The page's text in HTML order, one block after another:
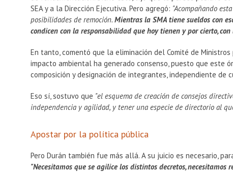
SEA y a la Dirección Ejecutiva. Pero agregó: "Acompañando
posibilidades de remoción.Mientras la SMA tiene sueldos con
condicen con la responsabilidad que hoy tienen y por cierto,
En tanto, comentó que la eliminación del Comité de
impacto ambiental ha generado consenso, puesto que este
composición y designación de integrantes, independiente
Eso sí, sostuvo que "el esquema de creación de consejos
independencia y agilidad, y tener una especie de directorio al
Apostar por la política pública
Pero Durán también fue más allá. A su juicio es necesario,
"Necesitamos que se agilice los distintos decretos,